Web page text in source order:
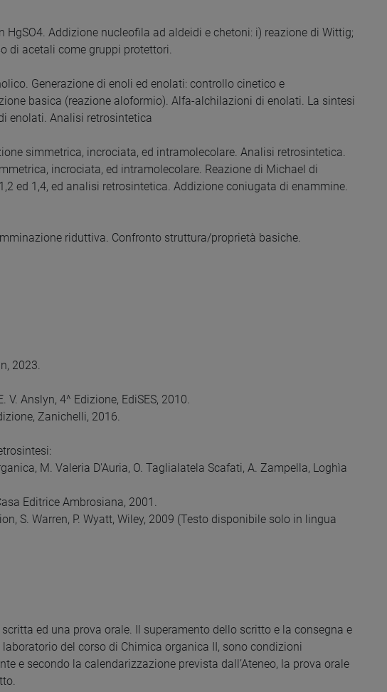
Addizione nucleofila ad aldeidi e chetoni: i) reazione di Wittig;
di acetali come gruppi protettori.
Generazione di enoli ed enolati: controllo cinetico e
basica (reazione aloformio). Alfa-alchilazioni di enolati. La sintesi
enolati. Analisi retrosintetica
simmetrica, incrociata, ed intramolecolare. Analisi retrosintetica.
incrociata, ed intramolecolare. Reazione di Michael di
ed 1,4, ed analisi retrosintetica. Addizione coniugata di enammine.
riduttiva. Confronto struttura/proprietà basiche.
2023.
V. Anslyn, 4^ Edizione, EdiSES, 2010.
Zanichelli, 2016.
M. Valeria D'Auria, O. Taglialatela Scafati, A. Zampella, Loghìa
Editrice Ambrosiana, 2001.
S. Warren, P. Wyatt, Wiley, 2009 (Testo disponibile solo in lingua
ed una prova orale. Il superamento dello scritto e la consegna e
del corso di Chimica organica II, sono condizioni
e secondo la calendarizzazione prevista dall’Ateneo, la prova orale